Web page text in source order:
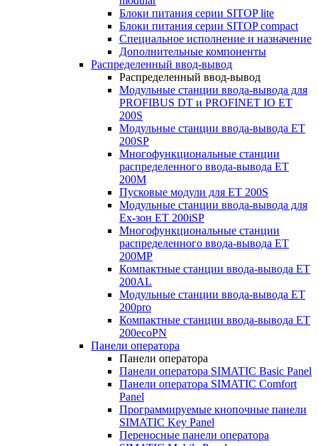
Блоки питания серии SITOP lite
Блоки питания серии SITOP compact
Специальное исполнение и назначение
Дополнительные компоненты
Распределенный ввод-вывод
Распределенный ввод-вывод
Модульные станции ввода-вывода для
PROFIBUS DT и PROFINET IO ET
200S
Модульные станции ввода-вывода ET
200SP
Многофункциональные станции
распределенного ввода-вывода ET
200M
Пусковые модули для ET 200S
Модульные станции ввода-вывода для
Ex-зон ET 200iSP
Многофункциональные станции
распределенного ввода-вывода ET
200MP
Компактные станции ввода-вывода ET
200AL
Модульные станции ввода-вывода ET
200pro
Компактные станции ввода-вывода ET
200ecoPN
Панели оператора
Панели оператора
Панели оператора SIMATIC Basic Panel
Панели оператора SIMATIC Comfort
Panel
Программируемые кнопочные панели
SIMATIC Key Panel
Переносные панели оператора